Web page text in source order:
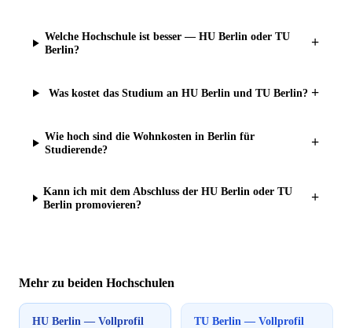
Welche Hochschule ist besser — HU Berlin oder TU
Berlin?
+
Was kostet das Studium an HU Berlin und TU Berlin? +
Wie hoch sind die Wohnkosten in Berlin für
Studierende?
+
Kann ich mit dem Abschluss der HU Berlin oder TU
Berlin promovieren?
+
Mehr zu beiden Hochschulen
HU Berlin — Vollprofil TU Berlin — Vollprofil